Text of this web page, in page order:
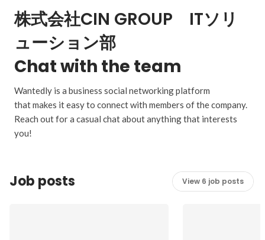
株式会社CIN GROUP ITソリ
ューション部
Chat with the team
Wantedly is a business social networking platform
that makes it easy to connect with members of the company.
Reach out for a casual chat about anything that interests
you!
Job posts View 6 job posts